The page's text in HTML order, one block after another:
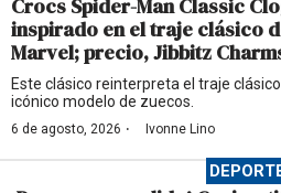
Crocs Spider-Man Classic
inspirado en el traje clásico
Marvel; precio, Jibbitz
Este clásico reinterpreta el traje
icónico modelo de zuecos.
6 de agosto, 2026 · Ivonne Lino